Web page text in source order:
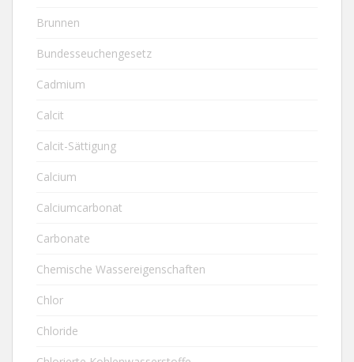
Brunnen
Bundesseuchengesetz
Cadmium
Calcit
Calcit-Sättigung
Calcium
Calciumcarbonat
Carbonate
Chemische Wassereigenschaften
Chlor
Chloride